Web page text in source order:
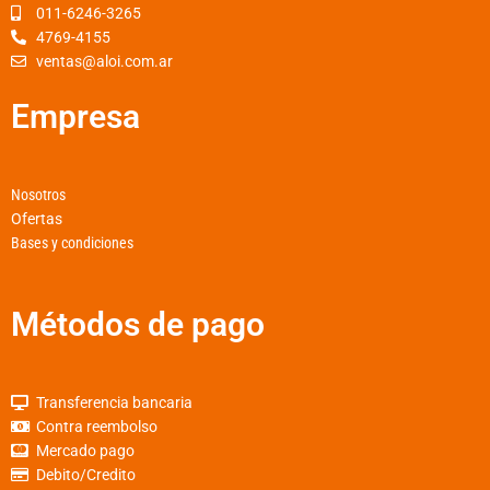
011-6246-3265
4769-4155
ventas@aloi.com.ar
Empresa
Nosotros
Ofertas
Bases y condiciones
Métodos de pago
Transferencia bancaria
Contra reembolso
Mercado pago
Debito/Credito